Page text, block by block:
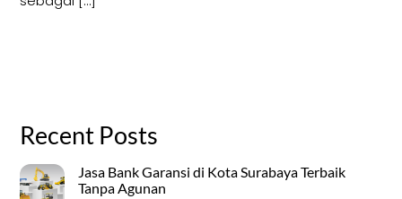
Recent Posts
Jasa Bank Garansi di Kota Surabaya Terbaik
Tanpa Agunan